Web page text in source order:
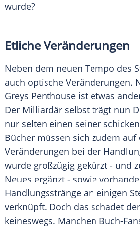
wurde?
Etliche Veränderungen
Neben dem neuen Tempo des
auch optische Veränderungen.
Greys Penthouse ist etwas
Der Milliardär selbst trägt nun
nur selten einen seiner
Bücher müssen sich zudem auf
Veränderungen bei der
wurde großzügig gekürzt - und
Neues ergänzt - sowie
Handlungsstränge an einigen
verknüpft. Doch das schadet
keineswegs. Manchen Buch-